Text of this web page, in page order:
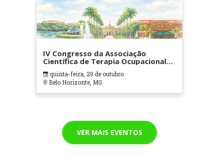
IV Congresso da Associação
Científica de Terapia Ocupacional
em Contextos Hospitalares e
Cuidados Paliativos - ATOHOSP
quinta-feira, 29 de outubro
Belo Horizonte, MG
VER MAIS EVENTOS